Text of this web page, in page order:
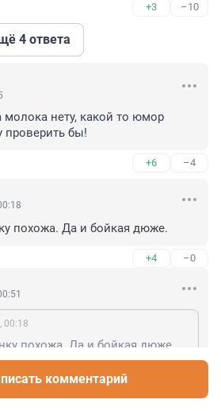
+3 –10
4 ответа
молока нету, какой то юмор
проверить бы!
+6 –4
похожа. Да и бойкая дюже.
+4 –0
00:18
похожа. Да и бойкая дюже.
вы русь убого выглядите.
комментарий